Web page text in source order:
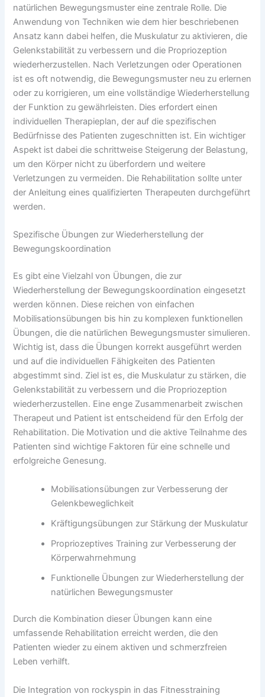
natürlichen Bewegungsmuster eine zentrale Rolle. Die
Anwendung von Techniken wie dem hier beschriebenen
Ansatz kann dabei helfen, die Muskulatur zu aktivieren, die
Gelenkstabilität zu verbessern und die Propriozeption
wiederherzustellen. Nach Verletzungen oder Operationen
ist es oft notwendig, die Bewegungsmuster neu zu erlernen
oder zu korrigieren, um eine vollständige Wiederherstellung
der Funktion zu gewährleisten. Dies erfordert einen
individuellen Therapieplan, der auf die spezifischen
Bedürfnisse des Patienten zugeschnitten ist. Ein wichtiger
Aspekt ist dabei die schrittweise Steigerung der Belastung,
um den Körper nicht zu überfordern und weitere
Verletzungen zu vermeiden. Die Rehabilitation sollte unter
der Anleitung eines qualifizierten Therapeuten durchgeführt
werden.
Spezifische Übungen zur Wiederherstellung der
Bewegungskoordination
Es gibt eine Vielzahl von Übungen, die zur
Wiederherstellung der Bewegungskoordination eingesetzt
werden können. Diese reichen von einfachen
Mobilisationsübungen bis hin zu komplexen funktionellen
Übungen, die die natürlichen Bewegungsmuster simulieren.
Wichtig ist, dass die Übungen korrekt ausgeführt werden
und auf die individuellen Fähigkeiten des Patienten
abgestimmt sind. Ziel ist es, die Muskulatur zu stärken, die
Gelenkstabilität zu verbessern und die Propriozeption
wiederherzustellen. Eine enge Zusammenarbeit zwischen
Therapeut und Patient ist entscheidend für den Erfolg der
Rehabilitation. Die Motivation und die aktive Teilnahme des
Patienten sind wichtige Faktoren für eine schnelle und
erfolgreiche Genesung.
Mobilisationsübungen zur Verbesserung der
Gelenkbeweglichkeit
Kräftigungsübungen zur Stärkung der Muskulatur
Propriozeptives Training zur Verbesserung der
Körperwahrnehmung
Funktionelle Übungen zur Wiederherstellung der
natürlichen Bewegungsmuster
Durch die Kombination dieser Übungen kann eine
umfassende Rehabilitation erreicht werden, die den
Patienten wieder zu einem aktiven und schmerzfreien
Leben verhilft.
Die Integration von rockyspin in das Fitnesstraining